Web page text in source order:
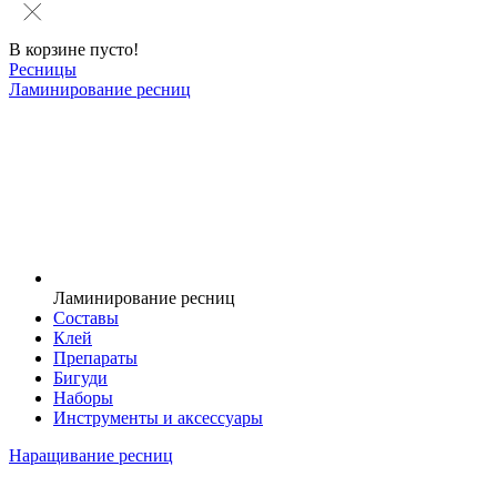
В корзине пусто!
Ресницы
Ламинирование ресниц
Ламинирование ресниц
Составы
Клей
Препараты
Бигуди
Наборы
Инструменты и аксессуары
Наращивание ресниц